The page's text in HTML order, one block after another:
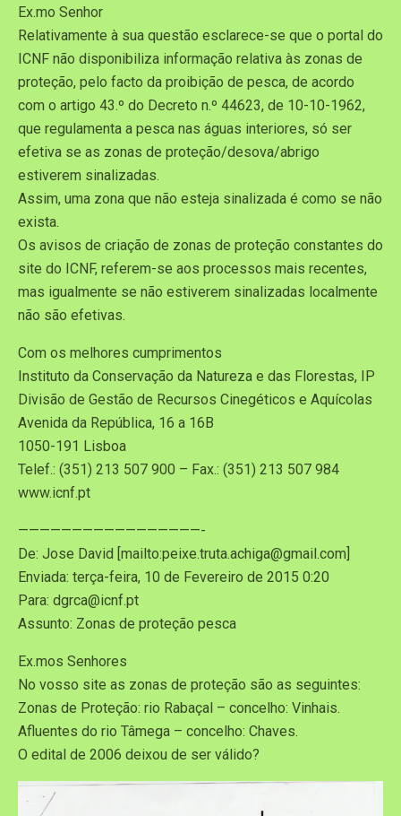
Ex.mo Senhor
Relativamente à sua questão esclarece-se que o portal do
ICNF não disponibiliza informação relativa às zonas de
proteção, pelo facto da proibição de pesca, de acordo
com o artigo 43.º do Decreto n.º 44623, de 10-10-1962,
que regulamenta a pesca nas águas interiores, só ser
efetiva se as zonas de proteção/desova/abrigo
estiverem sinalizadas.
Assim, uma zona que não esteja sinalizada é como se não
exista.
Os avisos de criação de zonas de proteção constantes do
site do ICNF, referem-se aos processos mais recentes,
mas igualmente se não estiverem sinalizadas localmente
não são efetivas.
Com os melhores cumprimentos
Instituto da Conservação da Natureza e das Florestas, IP
Divisão de Gestão de Recursos Cinegéticos e Aquícolas
Avenida da República, 16 a 16B
1050-191 Lisboa
Telef.: (351) 213 507 900 – Fax.: (351) 213 507 984
www.icnf.pt
—————————————————-
De: Jose David [mailto:peixe.truta.achiga@gmail.com]
Enviada: terça-feira, 10 de Fevereiro de 2015 0:20
Para: dgrca@icnf.pt
Assunto: Zonas de proteção pesca
Ex.mos Senhores
No vosso site as zonas de proteção são as seguintes:
Zonas de Proteção: rio Rabaçal – concelho: Vinhais.
Afluentes do rio Tâmega – concelho: Chaves.
O edital de 2006 deixou de ser válido?